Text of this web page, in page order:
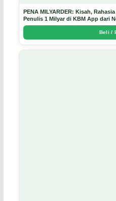
PENA MILYARDER: Kisah,
Penulis 1 Milyar di KBM App dari
Beli /